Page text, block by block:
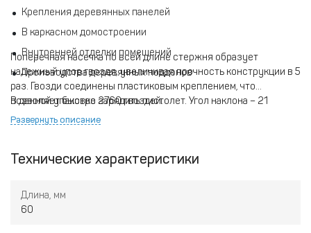
Крепления деревянных панелей
В каркасном домостроении
Внутренней отделки помещений
Производства деревянных поддонов
Поперечная насечка по всей длине стержня образует
надежный упор гвоздя, увеличивая прочность конструкции в 5
раз. Гвозди соединены пластиковым креплением, что
позволяет быстро зарядить пистолет. Угол наклона – 21
градус.
В данной упаковке 2760 гвоздей.
Развернуть описание
Технические характеристики
Длина, мм
60